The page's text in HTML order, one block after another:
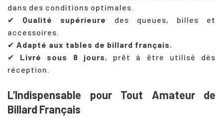
dans des conditions optimales.
✔ Qualité supérieure
des queues, billes et
accessoires.
✔ Adapté aux tables de billard français.
✔ Livré sous 8 jours, prêt à être utilisé dès
réception.
L’Indispensable pour Tout Amateur de
Billard Français